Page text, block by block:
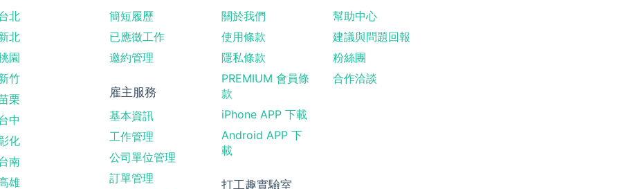
北
北
園
竹
栗
中
化
南
雄
簡短履歷
已應徵工作
邀約管理
雇主服務
基本資訊
工作管理
公司單位管理
訂單管理
關於我們
使用條款
隱私條款
PREMIUM 會員條
款
iPhone APP 下載
Android APP 下
載
打工趣實驗室
幫助中心
建議與問題回報
粉絲團
合作洽談